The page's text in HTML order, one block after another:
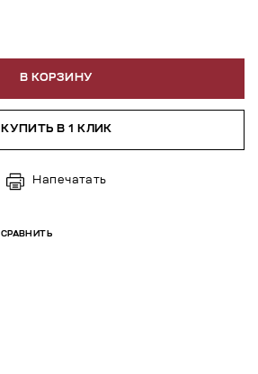
В КОРЗИНУ
КУПИТЬ В 1 КЛИК
Напечатать
СРАВНИТЬ